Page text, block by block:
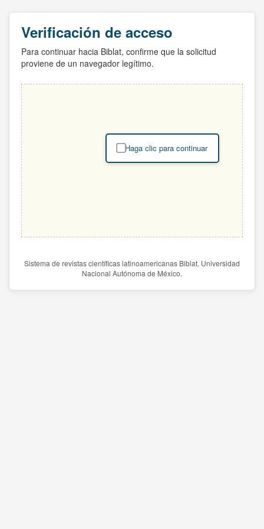
Verificación de acceso
Para continuar hacia Biblat, confirme que la solicitud
proviene de un navegador legítimo.
Haga clic para continuar
Sistema de revistas científicas latinoamericanas Biblat. Universidad
Nacional Autónoma de México.